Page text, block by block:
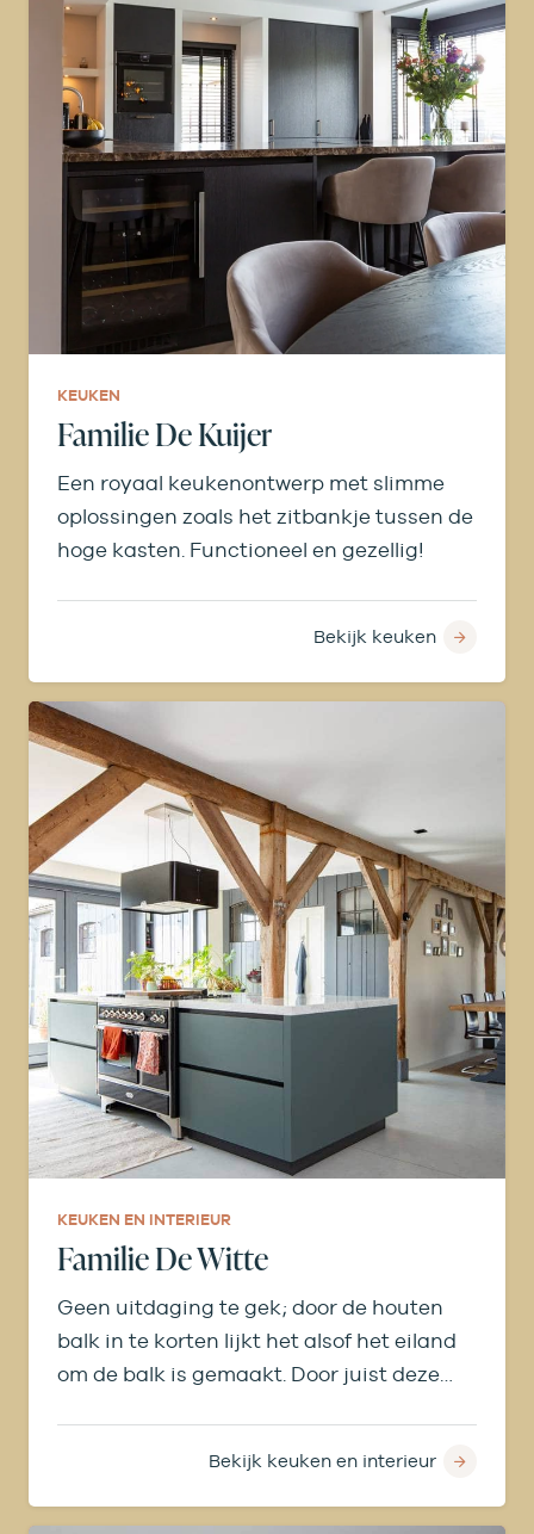
KEUKEN
Familie De Kuijer
Een royaal keukenontwerp met slimme
oplossingen zoals het zitbankje tussen de
hoge kasten. Functioneel en gezellig!
Bekijk keuken
KEUKEN EN INTERIEUR
Familie De Witte
Geen uitdaging te gek; door de houten
balk in te korten lijkt het alsof het eiland
om de balk is gemaakt. Door juist deze
Bekijk keuken en interieur